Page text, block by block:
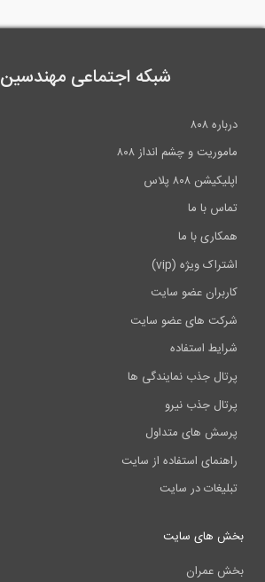
شبکه اجتماعی مهندسین 808
درباره ۸۰۸
ماموریت و چشم انداز ۸۰۸
اپلیکیشن ۸۰۸ پلاس
تماس با ما
همکاری با ما
اشتراک ویژه (vip)
کاربران عضو سایت
شرکت های عضو سایت
شرایط استفاده
پرتال جذب نمایندگی ها
پرتال جذب نیرو
پرسش های متداول
راهنمای استفاده از سایت
تبلیغات در سایت
بخش های سایت
بخش عمران